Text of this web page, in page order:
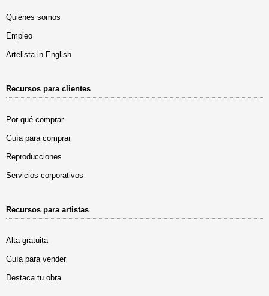
Quiénes somos
Empleo
Artelista in English
Recursos para clientes
Por qué comprar
Guía para comprar
Reproducciones
Servicios corporativos
Recursos para artistas
Alta gratuita
Guía para vender
Destaca tu obra